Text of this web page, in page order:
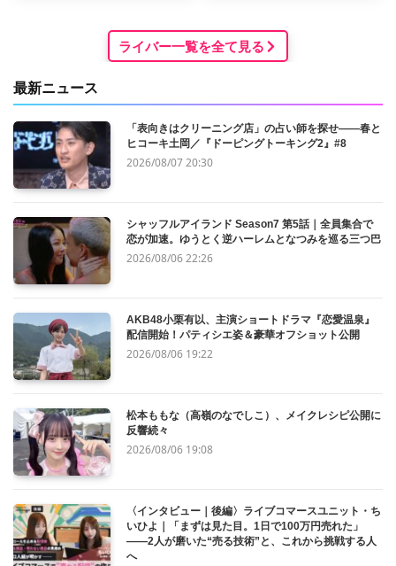
ライバー一覧を全て見る
最新ニュース
「表向きはクリーニング店」の占い師を探せ——春と
ヒコーキ土岡／『ドーピングトーキング2』#8
2026/08/07 20:30
シャッフルアイランド Season7 第5話｜全員集合で
恋が加速。ゆうとく逆ハーレムとなつみを巡る三つ巴
2026/08/06 22:26
AKB48小栗有以、主演ショートドラマ『恋愛温泉』
配信開始！パティシエ姿＆豪華オフショット公開
2026/08/06 19:22
松本ももな（高嶺のなでしこ）、メイクレシピ公開に
反響続々
2026/08/06 19:08
〈インタビュー｜後編〉ライブコマースユニット・ち
いひよ｜「まずは見た目。1日で100万円売れた」
——2人が磨いた“売る技術”と、これから挑戦する人
へ